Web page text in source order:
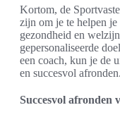
Kortom, de
zijn om je te helpen
gezondheid en
gepersonaliseerde
een coach, kun je de
en succesvol afronden.
Succesvol afronden